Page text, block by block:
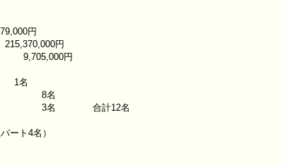
円
円
円
1名
名
合計12名
4名）